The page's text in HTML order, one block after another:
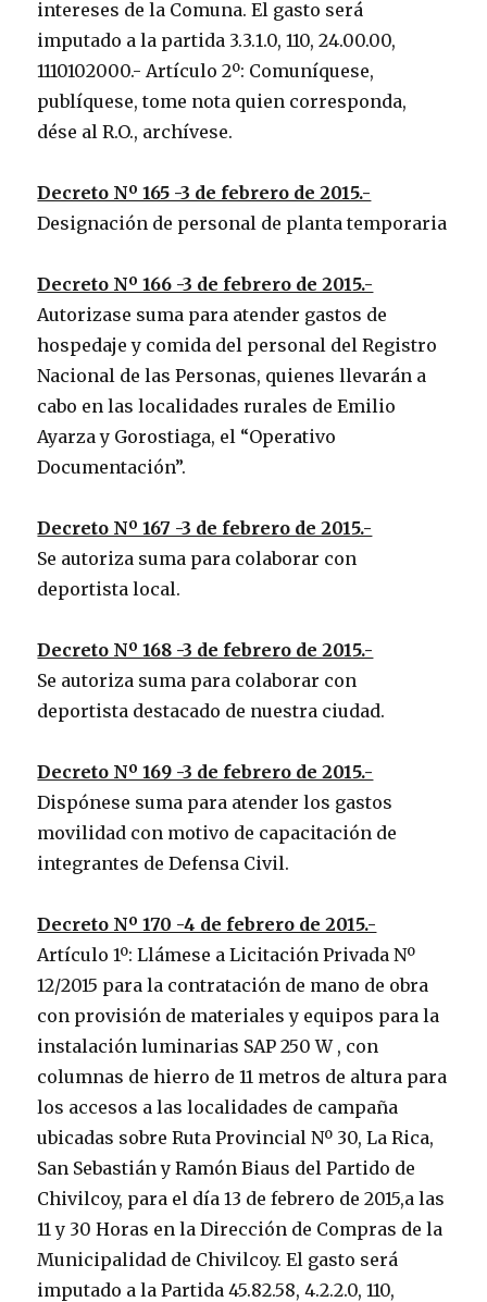
intereses de la Comuna. El gasto será
imputado a la partida 3.3.1.0, 110, 24.00.00,
1110102000.- Artículo 2º: Comuníquese,
publíquese, tome nota quien corresponda,
dése al R.O., archívese.
Decreto Nº 165 -3 de febrero de 2015.-
Designación de personal de planta temporaria
Decreto Nº 166 -3 de febrero de 2015.-
Autorizase suma para atender gastos de
hospedaje y comida del personal del Registro
Nacional de las Personas, quienes llevarán a
cabo en las localidades rurales de Emilio
Ayarza y Gorostiaga, el “Operativo
Documentación”.
Decreto Nº 167 -3 de febrero de 2015.-
Se autoriza suma para colaborar con
deportista local.
Decreto Nº 168 -3 de febrero de 2015.-
Se autoriza suma para colaborar con
deportista destacado de nuestra ciudad.
Decreto Nº 169 -3 de febrero de 2015.-
Dispónese suma para atender los gastos
movilidad con motivo de capacitación de
integrantes de Defensa Civil.
Decreto Nº 170 -4 de febrero de 2015.-
Artículo 1º: Llámese a Licitación Privada Nº
12/2015 para la contratación de mano de obra
con provisión de materiales y equipos para la
instalación luminarias SAP 250 W , con
columnas de hierro de 11 metros de altura para
los accesos a las localidades de campaña
ubicadas sobre Ruta Provincial Nº 30, La Rica,
San Sebastián y Ramón Biaus del Partido de
Chivilcoy, para el día 13 de febrero de 2015,a las
11 y 30 Horas en la Dirección de Compras de la
Municipalidad de Chivilcoy. El gasto será
imputado a la Partida 45.82.58, 4.2.2.0, 110,